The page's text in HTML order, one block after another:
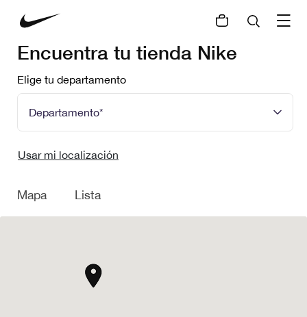
Encuentra tu tienda Nike
Elige tu departamento
Usar mi localización
Mapa Lista